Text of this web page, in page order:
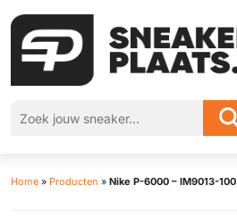
Home » Producten » Nike P-6000 – IM9013-100